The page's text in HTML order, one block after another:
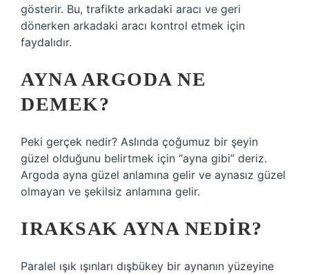
gösterir. Bu, trafikte arkadaki aracı ve geri
dönerken arkadaki aracı kontrol etmek için
faydalıdır.
AYNA ARGODA NE
DEMEK?
Peki gerçek nedir? Aslında çoğumuz bir şeyin
güzel olduğunu belirtmek için “ayna gibi” deriz.
Argoda ayna güzel anlamına gelir ve aynasız güzel
olmayan ve şekilsiz anlamına gelir.
IRAKSAK AYNA NEDIR?
Paralel ışık ışınları dışbükey bir aynanın yüzeyine